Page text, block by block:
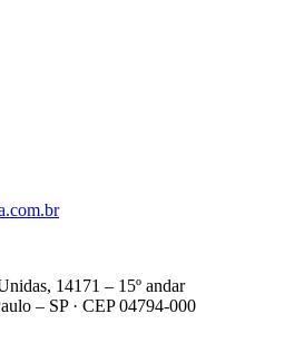
14171 – 15º andar
– SP · CEP 04794-000